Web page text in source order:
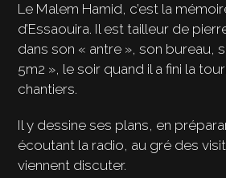
Le Malem Hamid, c’est la
d’Essaouira. Il est tailleur de
dans son « antre », son bureau,
5m2 », le soir quand il a fini la
chantiers.
Il y dessine ses plans, en
écoutant la radio, au gré des
viennent discuter.